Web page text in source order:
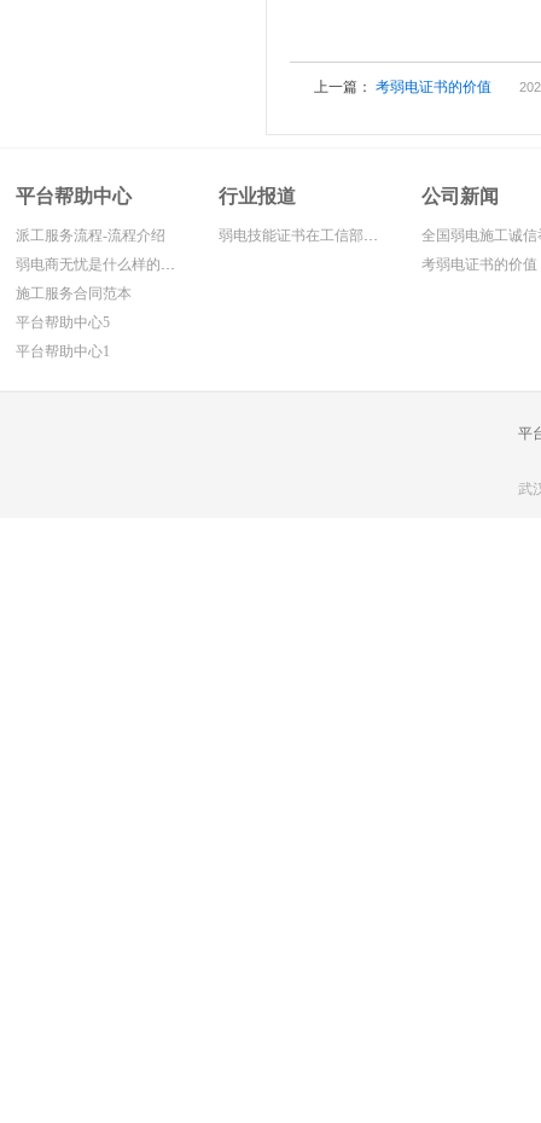
上一篇： 考弱电证书的价值
平台帮助中心
派工服务流程-流程介绍
弱电商无忧是什么样的平台!
施工服务合同范本
平台帮助中心5
平台帮助中心1
行业报道
弱电技能证书在工信部网上面查寻方法
公司新闻
考弱电证书的价值
平
武